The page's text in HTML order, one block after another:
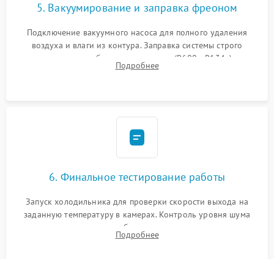
5. Вакуумирование и заправка фреоном
Подключение вакуумного насоса для полного удаления
воздуха и влаги из контура. Заправка системы строго
дозированным объемом хладагента (R600a, R134a) по
электронным весам. Контроль рабочего давления в системе.
Подробнее
6. Финальное тестирование работы
Запуск холодильника для проверки скорости выхода на
заданную температуру в камерах. Контроль уровня шума
компрессора, отсутствия обмерзания стенок и корректного
срабатывания системы автоматической оттайки.
Подробнее